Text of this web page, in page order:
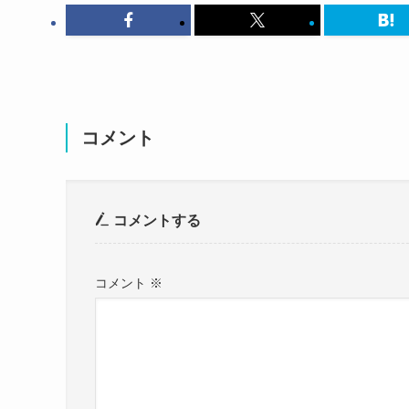
嫌われているのか・・・？
と思ってさらに調べてみました！
その点はご本人もコメントしており
わかざえもん 嫌いって出てきて悲しくなっ
11日の渋谷eggmanよろしくです
コメント
コメントする
コメント ※